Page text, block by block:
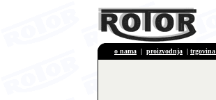
o nama | proizvodnja | trgovina